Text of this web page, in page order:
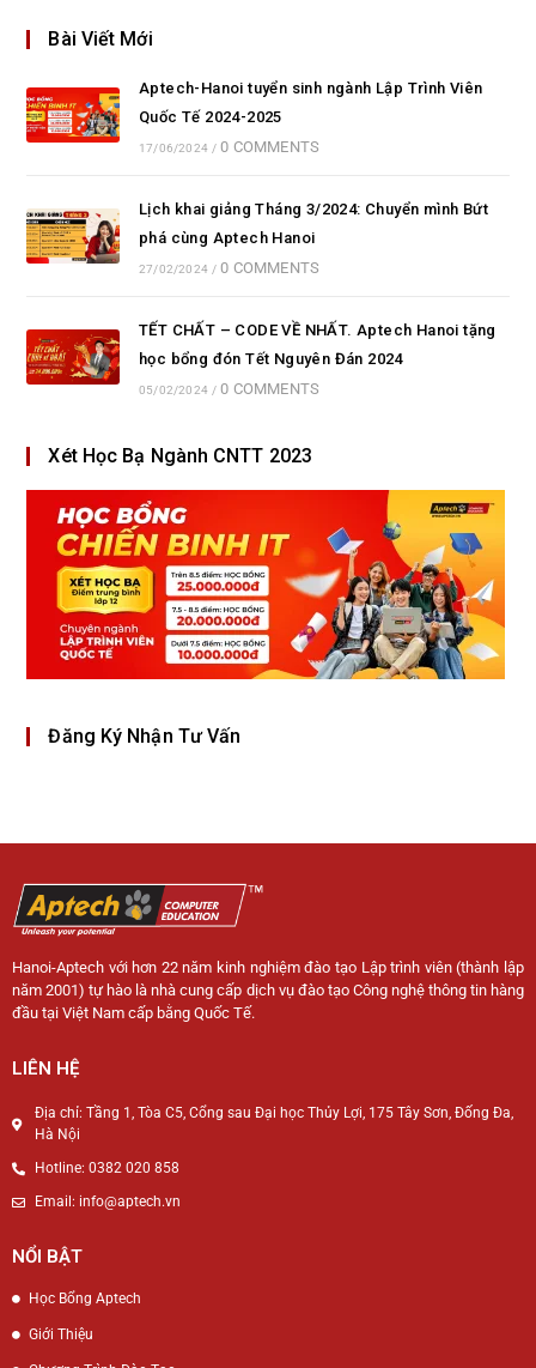
Bài Viết Mới
Aptech-Hanoi tuyển sinh ngành Lập Trình Viên
Quốc Tế 2024-2025
17/06/2024 / 0 COMMENTS
Lịch khai giảng Tháng 3/2024: Chuyển mình Bứt
phá cùng Aptech Hanoi
27/02/2024 / 0 COMMENTS
TẾT CHẤT – CODE VỀ NHẤT. Aptech Hanoi tặng
học bổng đón Tết Nguyên Đán 2024
05/02/2024 / 0 COMMENTS
Xét Học Bạ Ngành CNTT 2023
Đăng Ký Nhận Tư Vấn
Hanoi-Aptech với hơn 22 năm kinh nghiệm đào tạo Lập trình viên (thành lập
năm 2001) tự hào là nhà cung cấp dịch vụ đào tạo Công nghệ thông tin hàng
đầu tại Việt Nam cấp bằng Quốc Tế.
LIÊN HỆ
Địa chỉ: Tầng 1, Tòa C5, Cổng sau Đại học Thủy Lợi, 175 Tây Sơn, Đống Đa,
Hà Nội
Hotline: 0382 020 858
Email: info@aptech.vn
NỔI BẬT
Học Bổng Aptech
Giới Thiệu